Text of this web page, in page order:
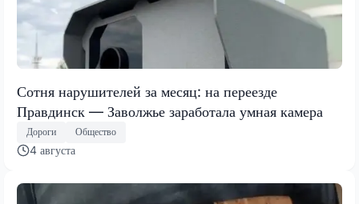
Сотня нарушителей за месяц: на переезде
Правдинск — Заволжье заработала умная камера
Дороги Общество
4 августа